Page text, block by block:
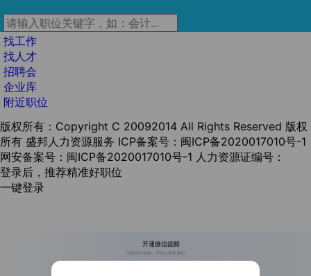
找工作
找人才
招聘会
企业库
附近职位
版权所有：Copyright C 20092014 All Rights Reserved 版权
所有 盛邦人力资源服务 ICP备案号：闽ICP备2020017010号-1
网安备案号：闽ICP备2020017010号-1 人力资源证编号：
登录后，推荐精准好职位
一键登录
开通微信提醒
消息实时提醒，不错过重要通知